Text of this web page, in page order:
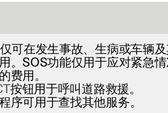
可在发生事故、生病或车辆
。SOS功能仅用于应对紧急
费用。
按钮用于呼叫道路救援。
序可用于查找其他服务。